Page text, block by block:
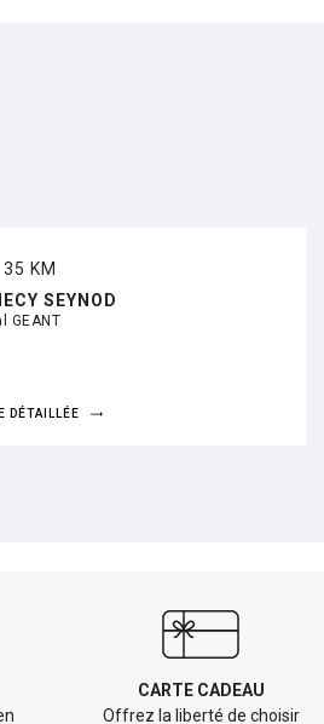
35 KM
SEYNOD
GEANT
DÉTAILLÉE
CARTE CADEAU
Offrez la liberté de choisir